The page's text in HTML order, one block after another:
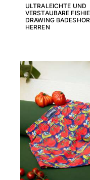
ULTRALEICHTE UND
VERSTAUBARE
DRAWING
HERREN